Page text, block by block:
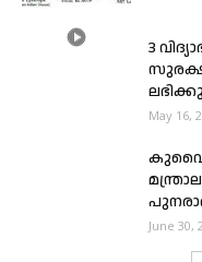
3
May 16,
June 30,